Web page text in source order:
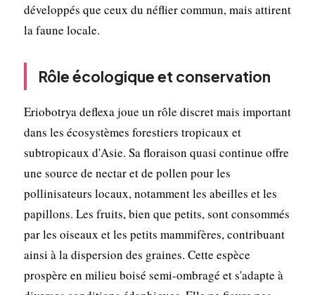
développés que ceux du néflier commun, mais attirent
la faune locale.
Rôle écologique et conservation
Eriobotrya deflexa joue un rôle discret mais important
dans les écosystèmes forestiers tropicaux et
subtropicaux d'Asie. Sa floraison quasi continue offre
une source de nectar et de pollen pour les
pollinisateurs locaux, notamment les abeilles et les
papillons. Les fruits, bien que petits, sont consommés
par les oiseaux et les petits mammifères, contribuant
ainsi à la dispersion des graines. Cette espèce
prospère en milieu boisé semi-ombragé et s'adapte à